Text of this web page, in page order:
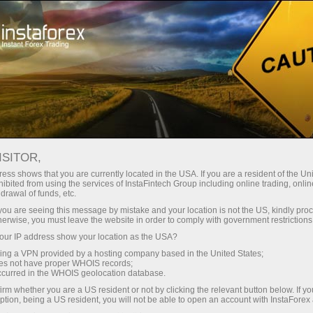
Campañas Eventos Operando en la cima
Trade on top with
InstaForex
InstaForex team strives to provide its clients
and partners with top-quality services. We stay
true to our commitment in everything we do. We
offer a wide range of financial instruments,
ensure you have favorable trading conditions
and highly professional customer support, and
shows that you are currently located in the USA. If you are a resident of the
from using the services of InstaFintech Group including online trading,
of funds, etc.
are seeing this message by mistake and your location is not the US, kindly
you must leave the website in order to comply with government
IP address show your location as the USA?
a VPN provided by a hosting company based in the United States;
not have proper WHOIS records;
in the WHOIS geolocation database.
whether you are a US resident or not by clicking the relevant button below. If
being a US resident, you will not be able to open an account with InstaForex